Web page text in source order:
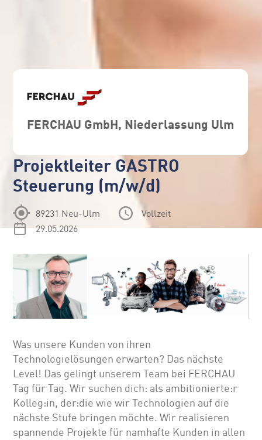
FERCHAU GmbH, Niederlassung Ulm
Projektleiter GASTRO
Steuerung (m/w/d)
89231 Neu-Ulm
Vollzeit
29.05.2026
Was unsere Kunden von ihren
Technologielösungen erwarten? Das nächste
Level! Das gelingt unserem Team bei FERCHAU
Tag für Tag. Wir suchen dich: als ambitionierte:r
Kolleg:in, der:die wie wir Technologien auf die
nächste Stufe bringen möchte. Wir realisieren
spannende Projekte für namhafte Kunden in allen